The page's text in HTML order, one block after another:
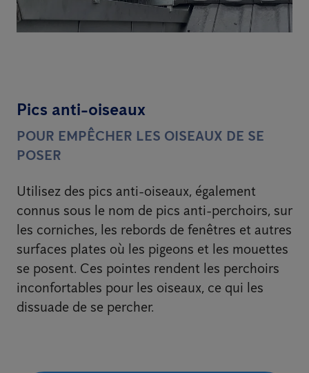
Pics anti-oiseaux
POUR EMPÊCHER LES OISEAUX DE SE
POSER
Utilisez des pics anti-oiseaux, également
connus sous le nom de pics anti-perchoirs, sur
les corniches, les rebords de fenêtres et autres
surfaces plates où les pigeons et les mouettes
se posent. Ces pointes rendent les perchoirs
inconfortables pour les oiseaux, ce qui les
dissuade de se percher.